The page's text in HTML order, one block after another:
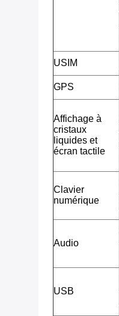
USIM
GPS
Affichage à
cristaux
liquides et
écran tactile
Clavier
numérique
Audio
USB